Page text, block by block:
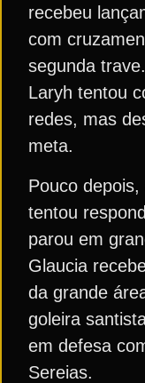
recebeu
com
segunda
Laryh tentou
redes, mas
meta.
Pouco
tentou
parou em
Glaucia
da grande
goleira
em defesa
Sereias.